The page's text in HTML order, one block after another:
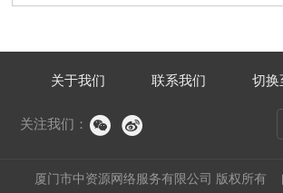
关于我们 联系我们 切换
关注我们：
厦门市中资源网络服务有限公司 版权所有